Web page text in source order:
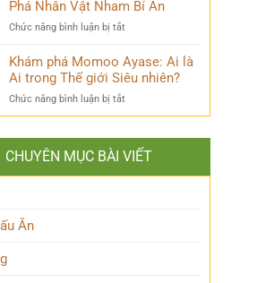
Thương
Tật
Kẻ
Diện
Huyền
Hé
thiên
tài
Lớp
Học
Phá Nhân Vật Nham Bí Ẩn
Chức năng bình luận bị tắt
Genshin
Là
Khám
Phá
Vật
Nham
Bí
Khám phá Momoo Ayase: Ai là
Ai trong Thế giới Siêu nhiên?
Chức năng bình luận bị tắt
Khám
Ayase:
Ai
CHUYÊN MỤC BÀI VIẾT
Ăn